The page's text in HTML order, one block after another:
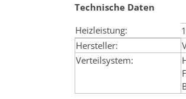
Technische Daten
Heizleistung:
Hersteller:
Verteilsystem: